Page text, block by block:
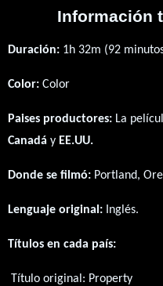
Información
Duración: 1h 32m (92
Color: Color
Paises productores: La
Canadá y EE.UU.
Donde se filmó: Portland,
Lenguaje original: Inglés.
Títulos en cada país:
Título original: Property